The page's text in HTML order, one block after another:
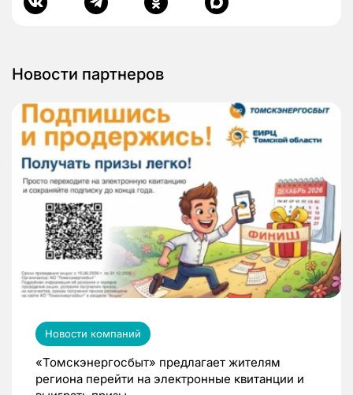
Новости партнеров
Новости компаний
«Томскэнергосбыт» предлагает жителям
региона перейти на электронные квитанции и